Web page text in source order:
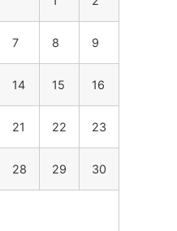
7 8 9
14 15 16
21 22 23
28 29 30